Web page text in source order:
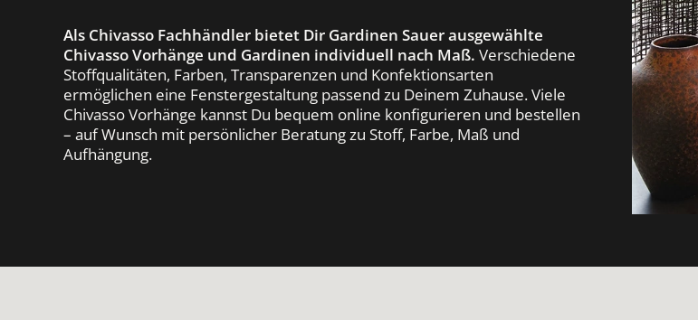
Als Chivasso Fachhändler bietet Dir Gardinen Sauer ausgewählte
Chivasso Vorhänge und Gardinen individuell nach Maß. Verschiedene
Stoffqualitäten, Farben, Transparenzen und Konfektionsarten
ermöglichen eine Fenstergestaltung passend zu Deinem Zuhause. Viele
Chivasso Vorhänge kannst Du bequem online konfigurieren und bestellen
– auf Wunsch mit persönlicher Beratung zu Stoff, Farbe, Maß und
Aufhängung.